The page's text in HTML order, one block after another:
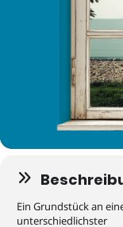
Ein Grundstück an
unterschiedlichster